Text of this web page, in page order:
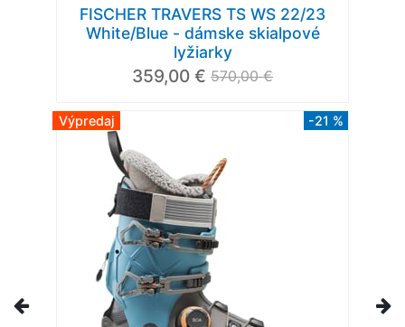
FISCHER TRAVERS TS WS 22/23
White/Blue - dámske skialpové
lyžiarky
359,00 € 570,00 €
Výpredaj -21 %